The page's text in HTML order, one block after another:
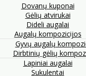
Dovanų kuponai
Gėlių atvirukai
Dideli augalai
Augalų kompozicijos
Gyvų augalų
Dirbtinių gėlių
Lapiniai augalai
Sukulentai